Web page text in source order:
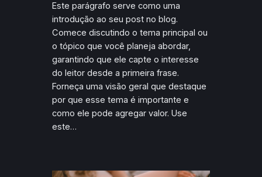
Este parágrafo serve como uma
introdução ao seu post no blog.
Comece discutindo o tema principal ou
o tópico que você planeja abordar,
garantindo que ele capte o interesse
do leitor desde a primeira frase.
Forneça uma visão geral que destaque
por que esse tema é importante e
como ele pode agregar valor. Use
este…